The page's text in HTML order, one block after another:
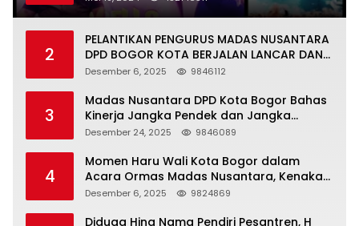
2
PELANTIKAN PENGURUS MADAS NUSANTARA
DPD BOGOR KOTA BERJALAN LANCAR DAN
KHIDMAT
Desember 6, 2025 9846112
3
Madas Nusantara DPD Kota Bogor Bahas
Kinerja Jangka Pendek dan Jangka
Panjang
Desember 24, 2025 9846089
4
Momen Haru Wali Kota Bogor dalam
Acara Ormas Madas Nusantara, Kenakan
Peci Hitam Tinggi sebagai Simbol
Desember 6, 2025 9824869
Diduga Hina Nama Pendiri Pesantren, H